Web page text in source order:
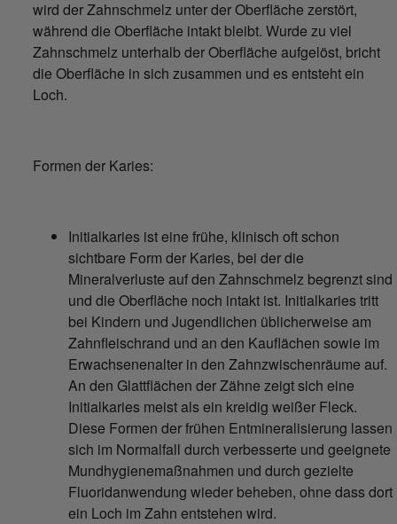
wird der Zahnschmelz unter der Oberfläche zerstört,
während die Oberfläche intakt bleibt. Wurde zu viel
Zahnschmelz unterhalb der Oberfläche aufgelöst, bricht
die Oberfläche in sich zusammen und es entsteht ein
Loch.
Formen der Karies:
Initialkaries ist eine frühe, klinisch oft schon
sichtbare Form der Karies, bei der die
Mineralverluste auf den Zahnschmelz begrenzt sind
und die Oberfläche noch intakt ist. Initialkaries tritt
bei Kindern und Jugendlichen üblicherweise am
Zahnfleischrand und an den Kauflächen sowie im
Erwachsenenalter in den Zahnzwischenräume auf.
An den Glattflächen der Zähne zeigt sich eine
Initialkaries meist als ein kreidig weißer Fleck.
Diese Formen der frühen Entmineralisierung lassen
sich im Normalfall durch verbesserte und geeignete
Mundhygienemaßnahmen und durch gezielte
Fluoridanwendung wieder beheben, ohne dass dort
ein Loch im Zahn entstehen wird.